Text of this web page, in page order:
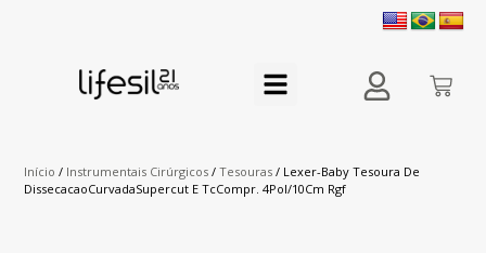
Início / Instrumentais Cirúrgicos /Tesouras / Lexer-Baby Tesoura De
DissecacaoCurvadaSupercut E TcCompr. 4Pol/10Cm Rgf